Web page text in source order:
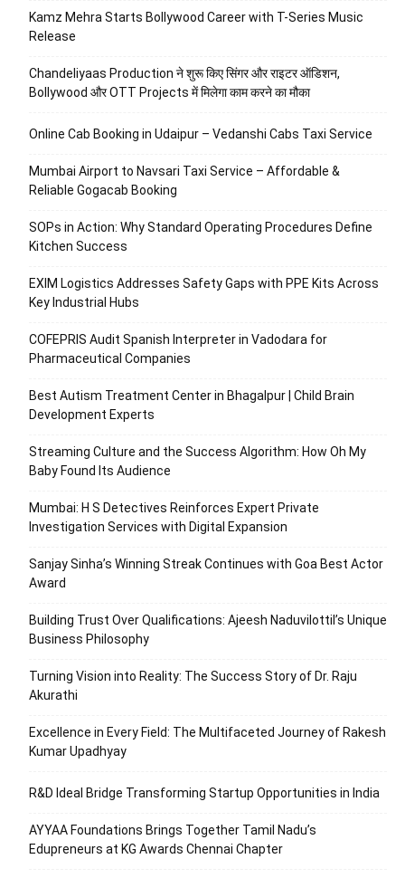
Kamz Mehra Starts Bollywood Career with T-Series Music
Release
Chandeliyaas Production ने शुरू किए सिंगर और राइटर ऑडिशन,
Bollywood और OTT Projects में मिलेगा काम करने का मौका
Online Cab Booking in Udaipur – Vedanshi Cabs Taxi Service
Mumbai Airport to Navsari Taxi Service – Affordable &
Reliable Gogacab Booking
SOPs in Action: Why Standard Operating Procedures Define
Kitchen Success
EXIM Logistics Addresses Safety Gaps with PPE Kits Across
Key Industrial Hubs
COFEPRIS Audit Spanish Interpreter in Vadodara for
Pharmaceutical Companies
Best Autism Treatment Center in Bhagalpur | Child Brain
Development Experts
Streaming Culture and the Success Algorithm: How Oh My
Baby Found Its Audience
Mumbai: H S Detectives Reinforces Expert Private
Investigation Services with Digital Expansion
Sanjay Sinha’s Winning Streak Continues with Goa Best Actor
Award
Building Trust Over Qualifications: Ajeesh Naduvilottil’s Unique
Business Philosophy
Turning Vision into Reality: The Success Story of Dr. Raju
Akurathi
Excellence in Every Field: The Multifaceted Journey of Rakesh
Kumar Upadhyay
R&D Ideal Bridge Transforming Startup Opportunities in India
AYYAA Foundations Brings Together Tamil Nadu’s
Edupreneurs at KG Awards Chennai Chapter